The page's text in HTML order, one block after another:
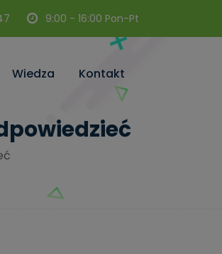
9:00 - 16:00 Pon-Pt
Wiedza Kontakt